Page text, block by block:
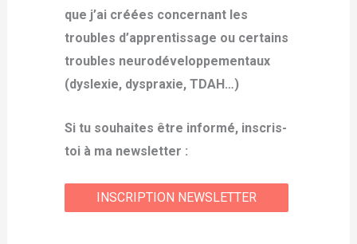
que j’ai créées concernant les
troubles d’apprentissage ou certains
troubles neurodéveloppementaux
(dyslexie, dyspraxie, TDAH…)
Si tu souhaites être informé, inscris-
toi à ma newsletter :
INSCRIPTION NEWSLETTER